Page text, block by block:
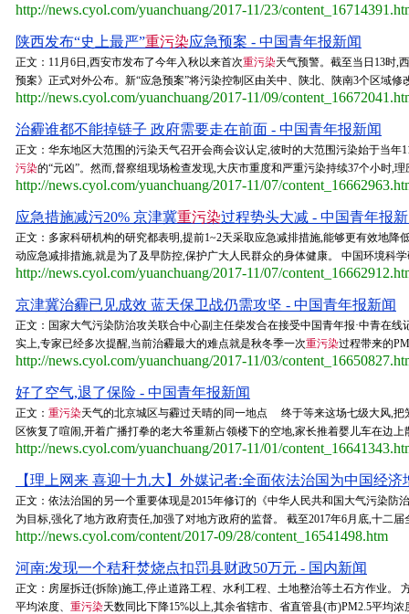
http://news.cyol.com/yuanchuang/2017-11/23/
陕西发布“史上最严”重污染应急预案 - 中国青年报新闻
正文：11月6日,西安市发布了今年入秋以来首次重污染天气预警。截至当日13时,
预案》正式对外公布。新“应急预案”将污染控制区由关中、陕北、陕南3个区域
http://news.cyol.com/yuanchuang/2017-11/09/
治霾谁都不能掉链子 政府需要走在前面 - 中国青年报新闻
正文：华东地区大范围的污染天气召开会商会议认定,彼时的大范围污染始于当
污染的“元凶”。然而,督察组现场检查发现,大庆市重度和严重污染持续37个小时,
http://news.cyol.com/yuanchuang/2017-11/07/
应急措施减污20% 京津冀重污染过程势头大减 - 中国青年报
正文：多家科研机构的研究都表明,提前1~2天采取应急减排措施,能够更有效地降
动应急减排措施,就是为了及早防控,保护广大人民群众的身体健康。 中国环境科
http://news.cyol.com/yuanchuang/2017-11/07/
京津冀治霾已见成效 蓝天保卫战仍需攻坚 - 中国青年报新闻
正文：国家大气污染防治攻关联合中心副主任柴发合在接受中国青年报·中青在线
实上,专家已经多次提醒,当前治霾最大的难点就是秋冬季一次重污染过程带来的
http://news.cyol.com/yuanchuang/2017-11/03/
好了空气,退了保险 - 中国青年报新闻
正文： 重污染天气的北京城区与霾过天晴的同一地点 终于等来这场七级大风,把
区恢复了喧闹,开着广播打拳的老大爷重新占领楼下的空地,家长推着婴儿车在边
http://news.cyol.com/yuanchuang/2017-11/01/
【理上网来 喜迎十九大】外媒记者:全面依法治国为中国经
正文：依法治国的另一个重要体现是2015年修订的《中华人民共和国大气污染防
为目标,强化了地方政府责任,加强了对地方政府的监督。 截至2017年6月底,十二
http://news.cyol.com/content/2017-09/28/content_16541498.htm
河南:发现一个秸秆焚烧点扣罚县财政50万元 - 国内新闻
正文：房屋拆迁(拆除)施工,停止道路工程、水利工程、土地整治等土石方作业。
平均浓度、 重污染天数同比下降15%以上,其余省辖市、省直管县(市)PM2.5平均浓